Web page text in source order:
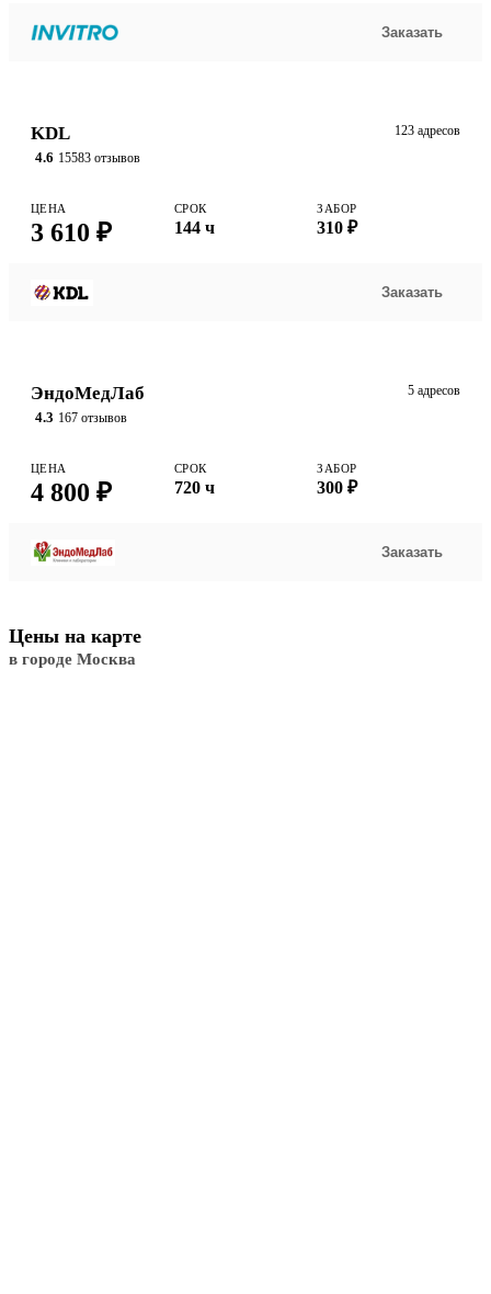
Заказать
KDL
4.6 15583 отзывов
123 адресов
ЦЕНА
3 610 ₽
СРОК
144 ч
ЗАБОР
310 ₽
Заказать
ЭндоМедЛаб
4.3 167 отзывов
5 адресов
ЦЕНА
4 800 ₽
СРОК
720 ч
ЗАБОР
300 ₽
Заказать
Цены на карте
в городе Москва